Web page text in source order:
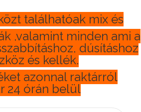
találhatóak mix és
,valamint minden ami a
dúsításhoz
és kellék.
azonnal raktárról
24 órán belül